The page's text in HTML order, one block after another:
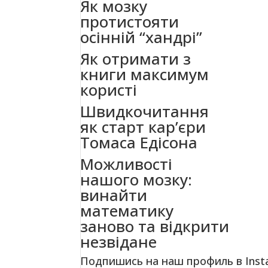
Як мозку
протистояти
осінній “хандрі”
Як отримати з
книги максимум
користі
Швидкочитання
як старт кар’єри
Томаса Едісона
Можливості
нашого мозку:
винайти
математику
заново та відкрити
незвідане
Подпишись на наш профиль в